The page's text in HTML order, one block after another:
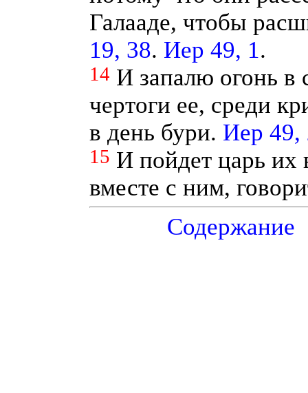
Галааде, чтобы
19, 38. Иер 49, 1.
14 И запалю огонь в
чертоги ее, среди
в день бури. Иер 49,
15 И пойдет царь их
вместе с ним,
Содержание